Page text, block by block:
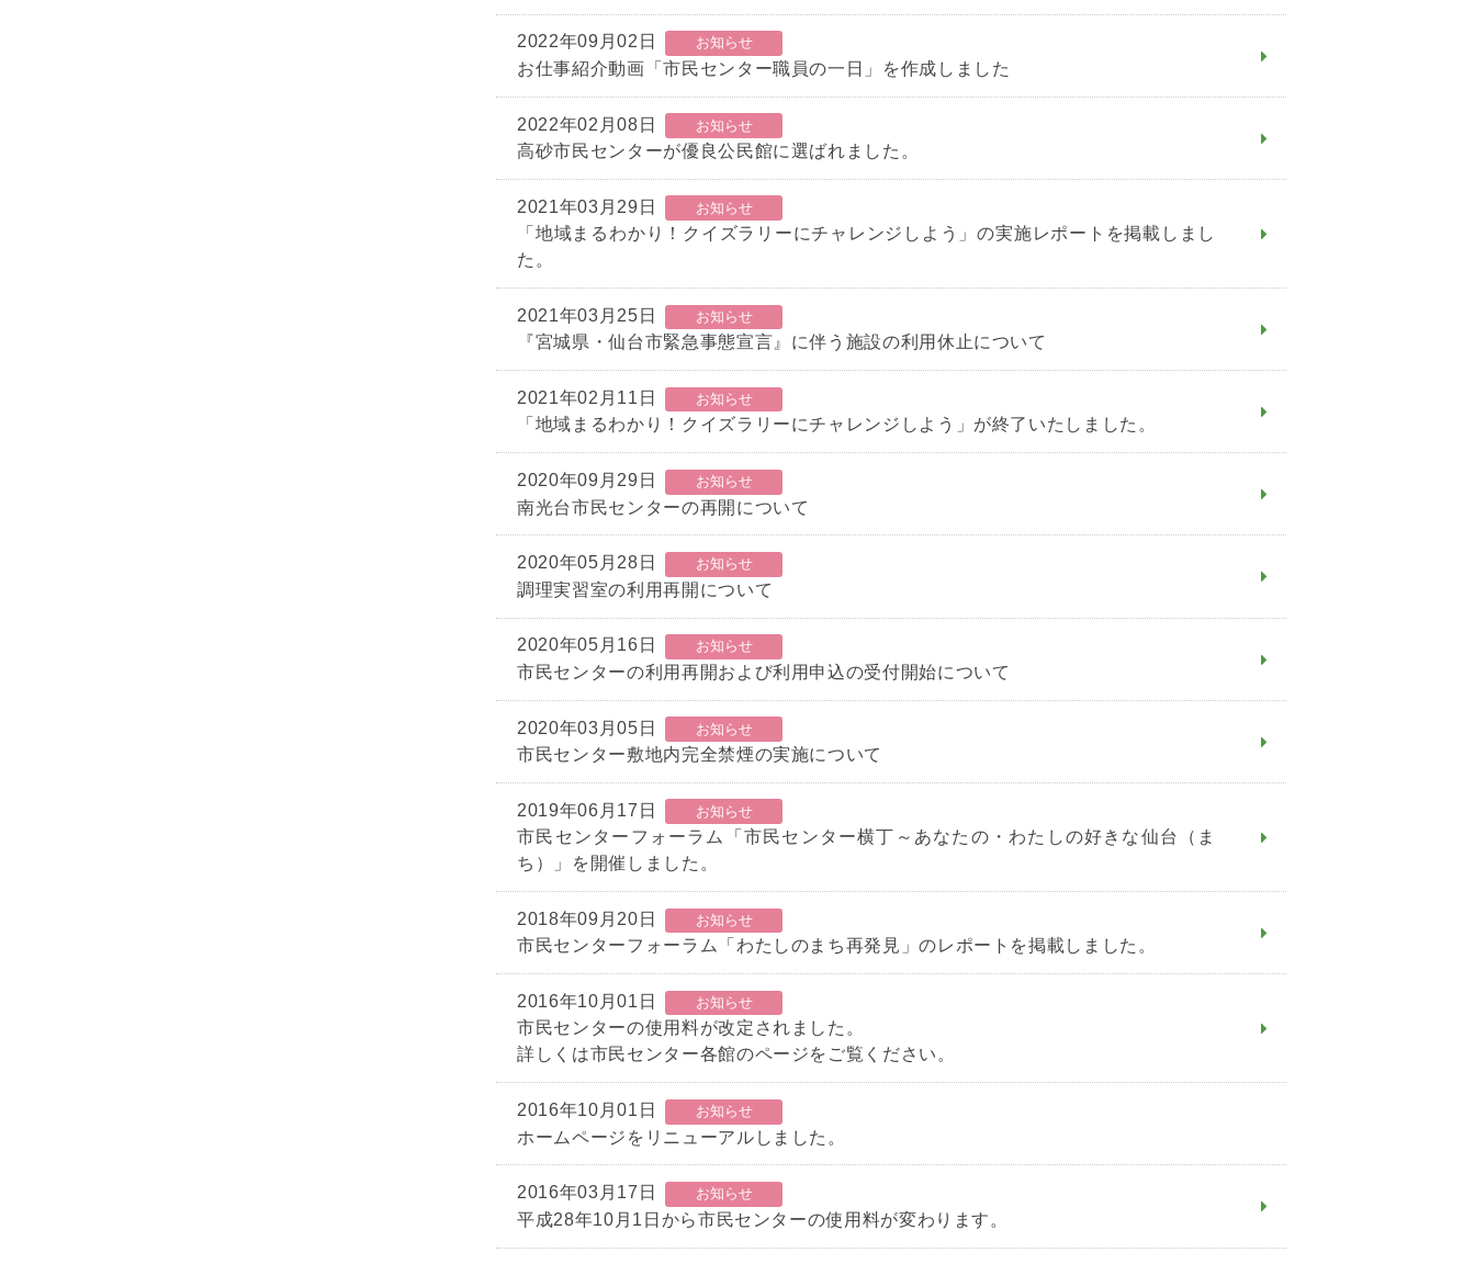
2022年09月02日 お知らせ
お仕事紹介動画「市民センター職員の一日」を作成しました
2022年02月08日 お知らせ
高砂市民センターが優良公民館に選ばれました。
2021年03月29日 お知らせ
「地域まるわかり！クイズラリーにチャレンジしよう」の実施レポートを掲載しまし
た。
2021年03月25日 お知らせ
『宮城県・仙台市緊急事態宣言』に伴う施設の利用休止について
2021年02月11日 お知らせ
「地域まるわかり！クイズラリーにチャレンジしよう」が終了いたしました。
2020年09月29日 お知らせ
南光台市民センターの再開について
2020年05月28日 お知らせ
調理実習室の利用再開について
2020年05月16日 お知らせ
市民センターの利用再開および利用申込の受付開始について
2020年03月05日 お知らせ
市民センター敷地内完全禁煙の実施について
2019年06月17日 お知らせ
市民センターフォーラム「市民センター横丁～あなたの・わたしの好きな仙台（ま
ち）」を開催しました。
2018年09月20日 お知らせ
市民センターフォーラム「わたしのまち再発見」のレポートを掲載しました。
2016年10月01日 お知らせ
市民センターの使用料が改定されました。
詳しくは市民センター各館のページをご覧ください。
2016年10月01日 お知らせ
ホームページをリニューアルしました。
2016年03月17日 お知らせ
平成28年10月1日から市民センターの使用料が変わります。